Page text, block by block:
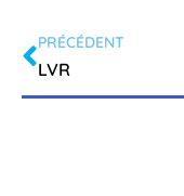
PRÉCÉDENT
LVR